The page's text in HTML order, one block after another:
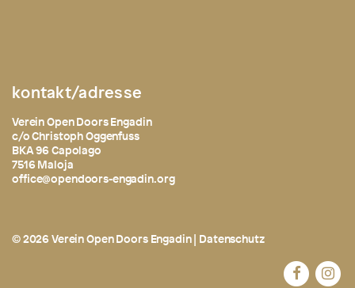
kontakt/adresse
Verein Open Doors Engadin
c/o Christoph Oggenfuss
BKA 96 Capolago
7516 Maloja
office@opendoors-engadin.org
© 2026 Verein Open Doors Engadin | Datenschutz